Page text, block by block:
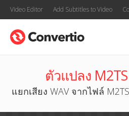
Video Editor Add Subtitles to Video
ตัวแปลง
แยกเสียง WAV จากไฟล์